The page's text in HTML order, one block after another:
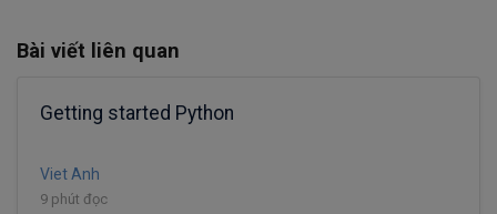
Bài viết liên quan
Getting started Python
Viet Anh
9 phút đọc